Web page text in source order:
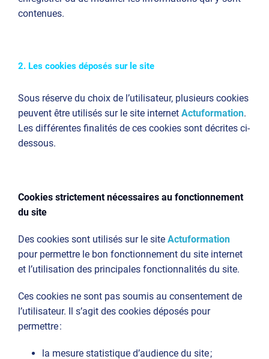
contenues.
2. Les cookies déposés sur le site
Sous réserve du choix de l’utilisateur, plusieurs cookies
peuvent être utilisés sur le site internet Actuformation.
Les différentes finalités de ces cookies sont décrites ci-
dessous.
Cookies strictement nécessaires au fonctionnement
du site
Des cookies sont utilisés sur le site Actuformation
pour permettre le bon fonctionnement du site internet
et l’utilisation des principales fonctionnalités du site.
Ces cookies ne sont pas soumis au consentement de
l’utilisateur. Il s’agit des cookies déposés pour
permettre :
la mesure statistique d’audience du site ;